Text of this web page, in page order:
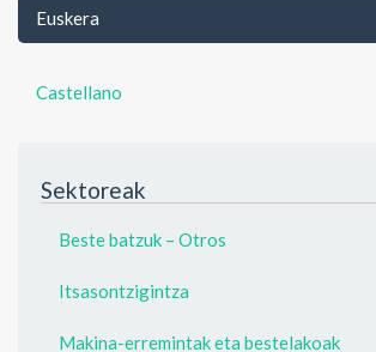
Euskera
Castellano
Sektoreak
Beste batzuk – Otros
Itsasontzigintza
Makina-erremintak eta bestelakoak